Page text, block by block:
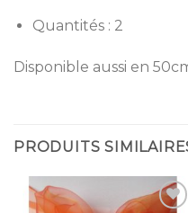
Quantités : 2
Disponible aussi en
PRODUITS